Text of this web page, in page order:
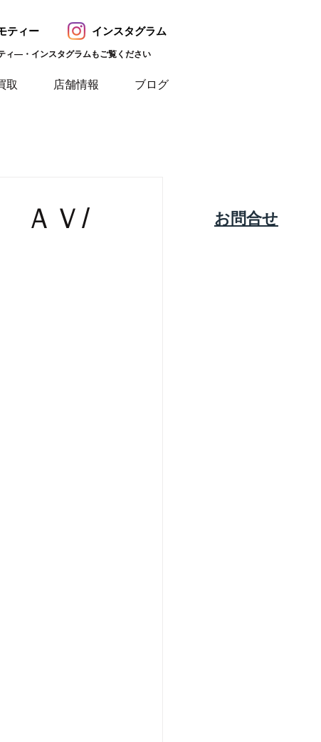
​お問合せ
ティー インスタグラム
ィ―・インスタグラムもご覧ください
取 店舗情報 ブログ
ＡＶ/